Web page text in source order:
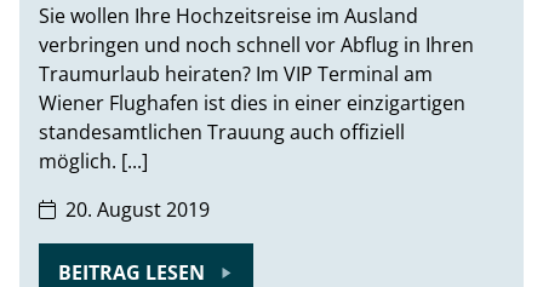
Sie wollen Ihre Hochzeitsreise im Ausland
verbringen und noch schnell vor Abflug in Ihren
Traumurlaub heiraten? Im VIP Terminal am
Wiener Flughafen ist dies in einer einzigartigen
standesamtlichen Trauung auch offiziell
möglich. [...]
20. August 2019
BEITRAG LESEN